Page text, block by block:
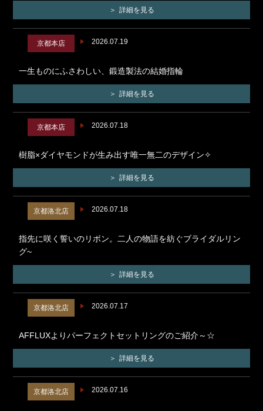
詳細を見る
2026.07.19
京都本店
一生ものにふさわしい、鍛造製法の結婚指輪
詳細を見る
2026.07.18
京都本店
樹脂×ダイヤモンドが生み出す唯一無二のデザイン✧
詳細を見る
2026.07.18
京都洛北店
指先に咲く誓いのリボン。二人の物語を紡ぐブライダルリン
グ~
詳細を見る
2026.07.17
京都洛北店
AFFLUXよりパーフェクトセットリングのご紹介～☆
詳細を見る
2026.07.16
京都洛北店